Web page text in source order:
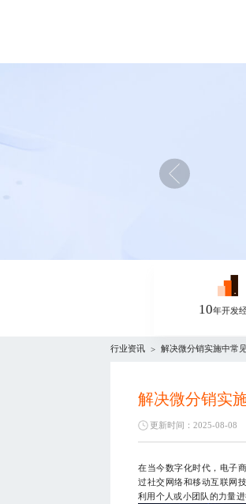
10年开发
行业资讯 > 解决微分销实施中常
解决微分销实
更新时间：2025-08-08
在当今数字化时代，电子
过社交网络和移动互联网
利用个人或小团队的力量